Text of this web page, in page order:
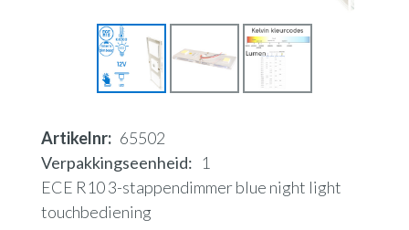
Artikelnr
65502
Verpakkingseenheid
1
ECE R10 3-stappendimmer blue night light
touchbediening